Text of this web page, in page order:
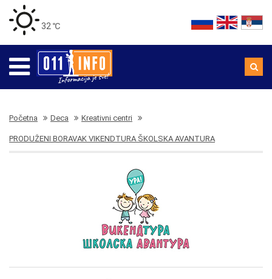
32 ℃
Početna Deca Kreativni centri
PRODUŽENI BORAVAK VIKENDTURA ŠKOLSKA AVANTURA